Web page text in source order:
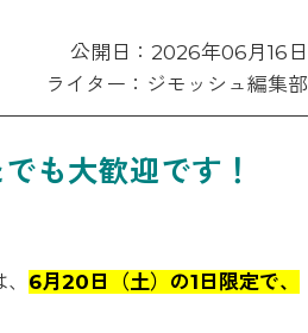
公開日：2026年06月16日
ライター：ジモッシュ編集部
も大歓迎です！
6月20日（土）の1日限定で、